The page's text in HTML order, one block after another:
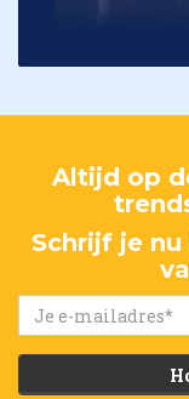
Altijd op
Schrijf je